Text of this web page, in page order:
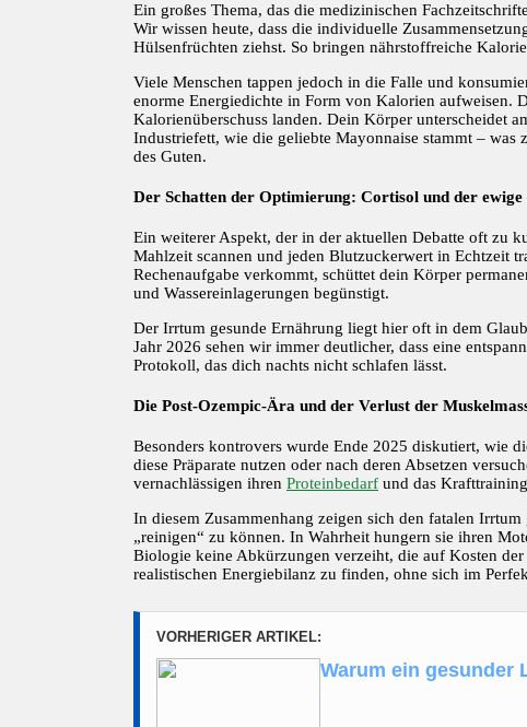
Ein großes Thema, das die medizinischen
Wir wissen heute, dass die individuelle
Hülsenfrüchten ziehst. So bringen nährstoffreiche
Viele Menschen tappen jedoch in die Falle und
enorme Energiedichte in Form von Kalorien aufweisen.
Kalorienüberschuss landen. Dein Körper unterscheidet
Industriefett, wie die geliebte Mayonnaise stammt –
des Guten.
Der Schatten der Optimierung: Cortisol und der ewige
Ein weiterer Aspekt, der in der aktuellen Debatte oft zu
Mahlzeit scannen und jeden Blutzuckerwert in Echtzeit
Rechenaufgabe verkommt, schüttet dein Körper
und Wassereinlagerungen begünstigt.
Der Irrtum gesunde Ernährung liegt hier oft in dem
Jahr 2026 sehen wir immer deutlicher, dass eine
Protokoll, das dich nachts nicht schlafen lässt.
Die Post-Ozempic-Ära und der Verlust der
Besonders kontrovers wurde Ende 2025 diskutiert, wie
diese Präparate nutzen oder nach deren Absetzen
vernachlässigen ihren Proteinbedarf und das
In diesem Zusammenhang zeigen sich den fatalen
„reinigen“ zu können. In Wahrheit hungern sie ihren
Biologie keine Abkürzungen verzeiht, die auf Kosten
realistischen Energiebilanz zu finden, ohne sich im
VORHERIGER ARTIKEL:
Warum ein gesunder